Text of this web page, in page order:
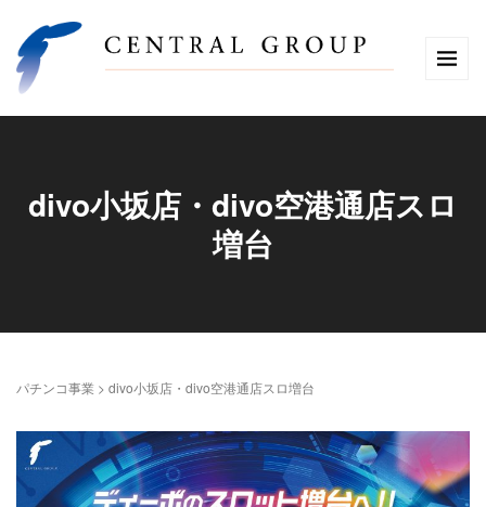
divo小坂店・divo空港通店スロ
増台
パチンコ事業 > divo小坂店・divo空港通店スロ増台